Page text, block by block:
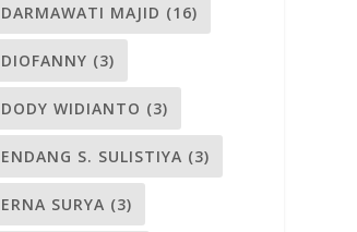
DARMAWATI MAJID (16)
DIOFANNY (3)
DODY WIDIANTO (3)
ENDANG S. SULISTIYA (3)
ERNA SURYA (3)